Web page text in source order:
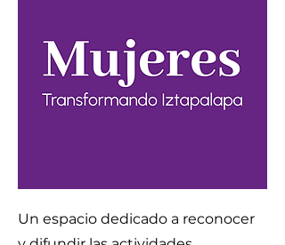
Un espacio dedicado a reconocer